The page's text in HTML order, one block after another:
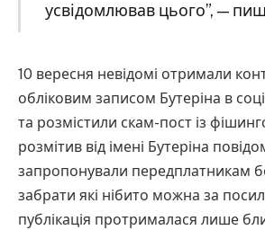
усвідомлював цього”, —
10 вересня невідомі отримали
обліковим записом Бутеріна в
та розмістили скам-пост із
розмітив від імені Бутеріна
запропонували передплатникам
забрати які нібито можна за
публікація протрималася лише